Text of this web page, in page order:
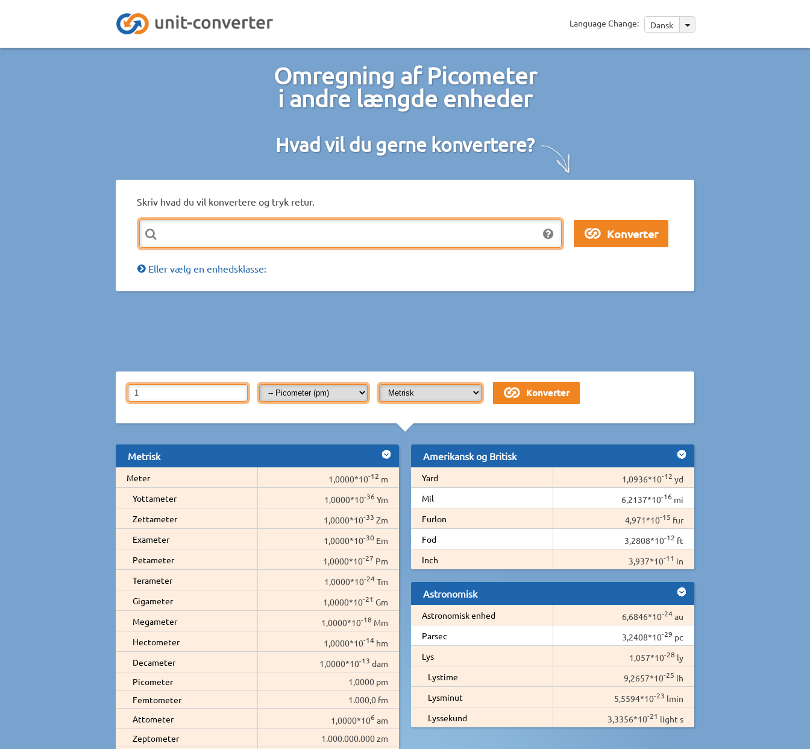
Language Change: Dansk
Omregning af Picometer
i andre længde enheder
Hvad vil du gerne konvertere?
Skriv hvad du vil konvertere og tryk retur.
Eller vælg en enhedsklasse:
Metrisk
Meter 1,0000*10-12 m
Yottameter
1,0000*10-36 Ym
Zettameter
1,0000*10-33 Zm
Exameter
1,0000*10-30 Em
Petameter
1,0000*10-27 Pm
Terameter
1,0000*10-24Tm
Gigameter
1,0000*10-21 Gm
Megameter
1,0000*10-18 Mm
Hectometer
1,0000*10-14 hm
Decameter
1,0000*10-13 dam
Picometer
1,0000 pm
Femtometer
1.000,0 fm
Attometer
1,0000*106 am
Zeptometer
1.000.000.000 zm
Amerikansk og Britisk
Yard 1,0936*10-12 yd
Mil
6,2137*10-16 mi
Furlon
4,971*10-15 fur
Fod
3,2808*10-12 ft
Inch
3,937*10-11 in
Astronomisk
Astronomisk enhed 6,6846*10-24au
Parsec
3,2408*10-29 pc
Lys
1,057*10-28 ly
Lystime
9,2657*10-25 lh
Lysminut
5,5594*10-23 lmin
Lyssekund
3,3356*10-21 light s